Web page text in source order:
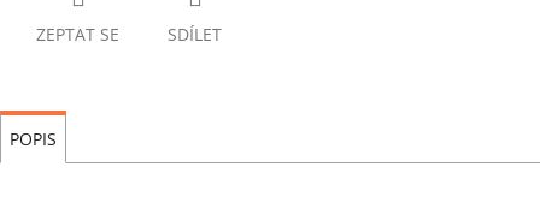
ZEPTAT SE SDÍLET
POPIS